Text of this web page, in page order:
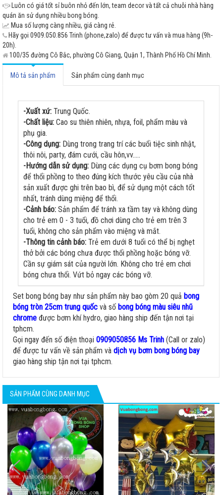
Luôn có giá tốt sỉ buôn nhỏ đến lớn, team decor và tất cả chuỗi nhà hàng
quán ăn sử dụng nhiều bong bóng.
Mua số lượng càng nhiều, giá càng rẻ.
Hãy gọi 0909.050.856 Trinh (phone,zalo) để được tư vấn và mua hàng (9h-
20h).
100/35 đường Cô Bắc, phường Cô Giang, Quận 1, Thành Phố Hồ Chí Minh.
Mô tả sản phẩm Sản phẩm cùng danh mục
-Xuất xứ: Trung Quốc.
-Chất liệu: Cao su thiên nhiên, nhựa, foil, phẩm màu và
phụ gia.
-Công dụng: Dùng trong trang trí các buổi tiệc sinh nhật,
thôi nôi, party, đám cưới, cầu hôn,vv.....
-Hướng dẫn sử dụng: Dùng các dụng cụ bơm bong bóng
để thổi phồng to theo đúng kích thước yêu cầu của nhà
sản xuất được ghi trên bao bì, để sử dụng một cách tốt
nhất, tránh dùng miệng để thổi.
-Cảnh báo: Sản phẩm để tránh xa tầm tay và không dùng
cho trẻ em 0 - 3 tuổi, đồ chơi dùng cho trẻ em trên 3
tuổi, không cho sản phẩm vào miệng và mắt.
-Thông tin cảnh báo: Trẻ em dưới 8 tuổi có thể bị nghẹt
thở bởi các bóng chưa được thổi phồng hoặc bóng vỡ.
Cần sự giám sát của người lớn. Không cho trẻ em chơi
bóng chưa thổi. Vứt bỏ ngay các bóng vỡ.
Set bong bóng bay như sản phẩm này bao gòm 20 quả bong
bóng tròn 25cm trung quốc và số bong bóng màu siêu nhũ
chrome được bơm khí hydro, giao hàng ship đến tận nơi tại
tphcm.
Gọi ngay đến số điện thoại 0909050856 Ms Trinh (Call or zalo)
để được tư vấn về sản phẩm và dịch vụ bơm bong bóng bay
giao hàng ship tận nơi tại tphcm.
SẢN PHẨM CÙNG DANH MỤC